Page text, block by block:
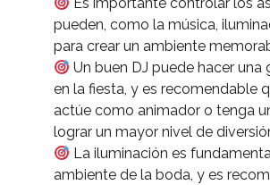
pueden, como la música,
para crear un ambiente
Un buen DJ puede hacer una
en la fiesta, y es recomendable
actúe como animador o tenga
lograr un mayor nivel de
La iluminación es
ambiente de la boda, y es